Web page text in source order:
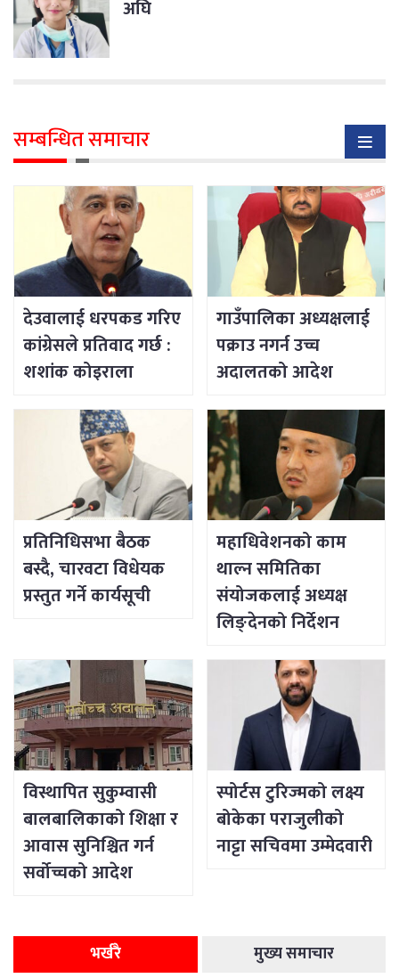
अघि
सम्बन्धित समाचार
देउवालाई धरपकड गरिए
कांग्रेसले प्रतिवाद गर्छ :
शशांक कोइराला
गाउँपालिका अध्यक्षलाई
पक्राउ नगर्न उच्च
अदालतको आदेश
प्रतिनिधिसभा बैठक
बस्दै, चारवटा विधेयक
प्रस्तुत गर्ने कार्यसूची
महाधिवेशनको काम
थाल्न समितिका
संयोजकलाई अध्यक्ष
लिङ्देनको निर्देशन
विस्थापित सुकुम्वासी
बालबालिकाको शिक्षा र
आवास सुनिश्चित गर्न
सर्वोच्चको आदेश
स्पोर्टस टुरिज्मको लक्ष्य
बोकेका पराजुलीको
नाट्टा सचिवमा उम्मेदवारी
भर्खरै मुख्य समाचार